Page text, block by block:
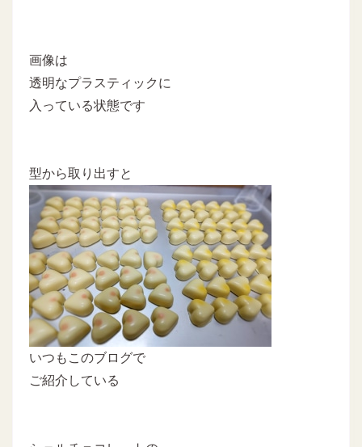
画像は
透明なプラスティックに
入っている状態です
型から取り出すと
いつもこのブログで
ご紹介している